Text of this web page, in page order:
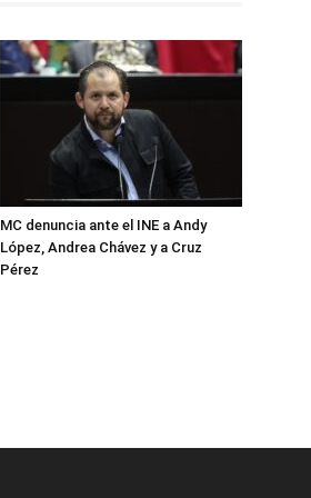
MC denuncia ante el INE a Andy
López, Andrea Chávez y a Cruz
Pérez